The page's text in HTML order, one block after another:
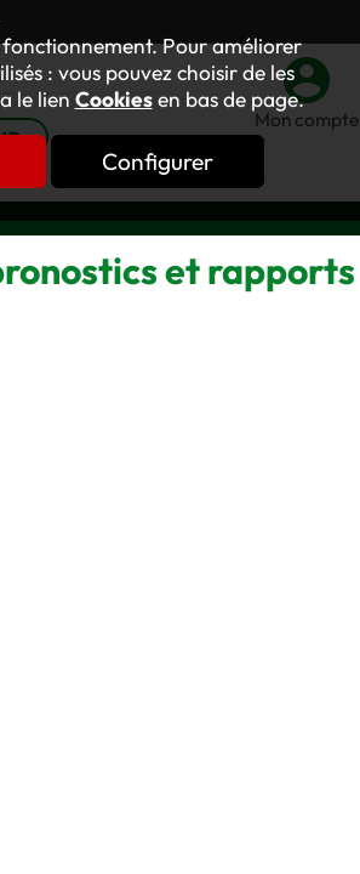
fonctionnement. Pour améliorer
: vous pouvez choisir de les
le lien Cookiesen bas de page.
Configurer
Mon compte
et rapports